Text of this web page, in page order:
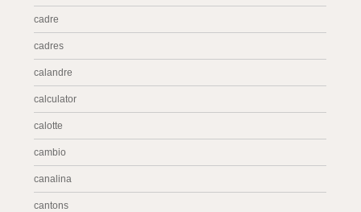
cadre
cadres
calandre
calculator
calotte
cambio
canalina
cantons